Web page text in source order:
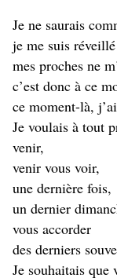
Je ne saurais
je me suis
mes proches ne
c’est donc à ce
ce moment-là,
Je voulais à tout
venir,
venir vous voir,
une dernière fois,
un dernier
vous accorder
des derniers
Je souhaitais